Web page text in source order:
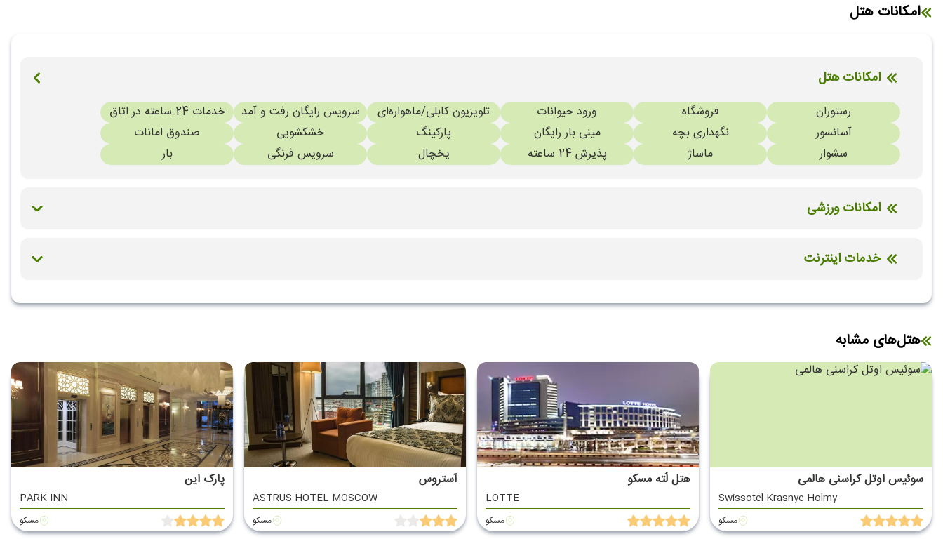
امکانات هتل
امکانات هتل
رستوران فروشگاه ورود حیوانات تلویزیون کابلی/ماهواره‌ای سرویس رایگان رفت و آمد
خدمات 24 ساعته در اتاق
آسانسور
نگهداری بچه مینی بار رایگان پارکینگ خشکشویی
صندوق امانات
سشوار
ماساژ پذیرش 24 ساعته یخچال سرویس فرنگی بار
امکانات ورزشی
خدمات اینترنت
هتل‌های مشابه
سوئیس اوتل کراسنی هالمی
Swissotel Krasnye Holmy
مسکو
هتل لُته مسکو
LOTTE
مسکو
آستروس
ASTRUS HOTEL MOSCOW
مسکو
پارک این
PARK INN
مسکو